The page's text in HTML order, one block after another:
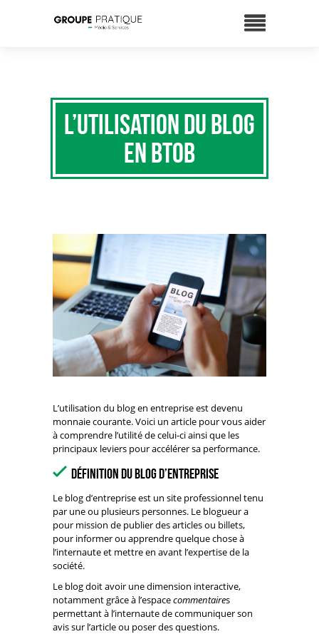
L’utilisation du Blog
en BtoB
L’utilisation du blog en entreprise est devenu
monnaie courante. Voici un article pour vous aider
à comprendre l’utilité de celui-ci ainsi que les
principaux leviers pour accélérer sa performance.
Définition du blog d’entreprise
Le blog d’entreprise est un site professionnel tenu
par une ou plusieurs personnes. Le blogueur a
pour mission de publier des articles ou billets,
pour informer ou apprendre quelque chose à
l’internaute et mettre en avant l’expertise de la
société.
Le blog doit avoir une dimension interactive,
notamment grâce à l’espacecommentaires
permettant à l’internaute de communiquer son
avis sur l’article ou poser des questions.